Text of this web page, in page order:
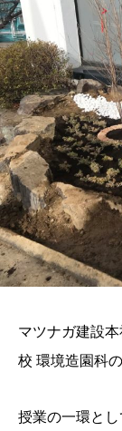
マツナガ建設
校 環境造園科
授業の一環と